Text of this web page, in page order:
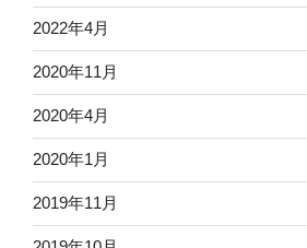
2022年4月
2020年11月
2020年4月
2020年1月
2019年11月